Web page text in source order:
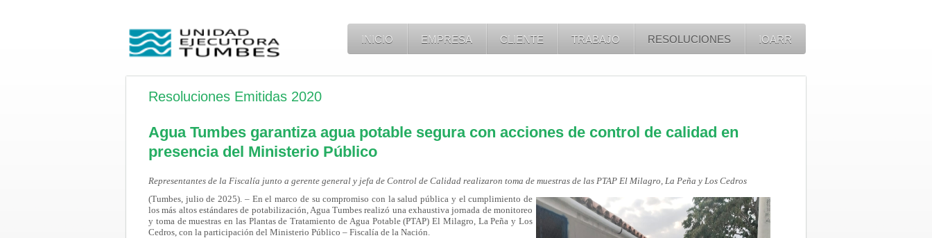
INICIO EMPRESA CLIENTE TRABAJO RESOLUCIONES IOARR
Resoluciones Emitidas 2020
Agua Tumbes garantiza agua potable segura con acciones de control de calidad en
presencia del Ministerio Público
Representantes de la Fiscalía junto a gerente general y jefa de Control de Calidad realizaron toma de muestras de las PTAP El Milagro, La Peña y Los Cedros
(Tumbes, julio de 2025). – En el marco de su compromiso con la salud pública y el cumplimiento de
los más altos estándares de potabilización, Agua Tumbes realizó una exhaustiva jornada de monitoreo
y toma de muestras en las Plantas de Tratamiento de Agua Potable (PTAP) El Milagro, La Peña y Los
Cedros, con la participación del Ministerio Público – Fiscalía de la Nación.